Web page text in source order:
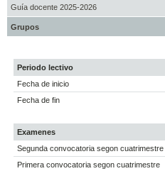
Guía docente 2025-2026
Grupos
Periodo lectivo
Fecha de inicio
Fecha de fin
Examenes
Segunda convocatoria segon cuatrimestre
Primera convocatoria segon cuatrimestre